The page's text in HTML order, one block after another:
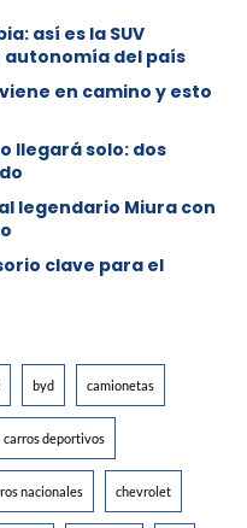
así es la SUV
del país
en camino y esto
llegará solo: dos
legendario Miura con
clave para el
byd camionetas
carros deportivos
nacionales chevrolet